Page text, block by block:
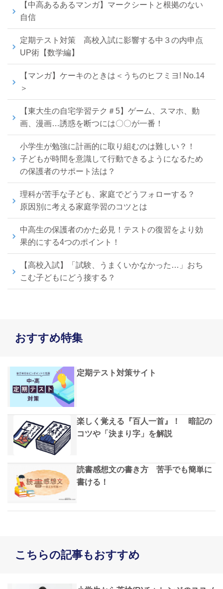
【中高あるあるマンガ】マークシートと根拠のない
自信
定期テスト対策 高校入試に影響する中３の内申点
UP術【数学編】
【マンガ】ケーキのときは＜うちのヒフミヨ! No.14
＞
【東大生の自宅学習テク＃5】ゲーム、スマホ、動
画、漫画…誘惑を断つには〇〇が一番！
小学生が勉強に計画的に取り組むのは難しい？！
子どもが時間を意識して行動できるようになるため
の保護者のサポート法は？
理科が苦手な子ども、家庭でどうフォローする？
原因別に考える家庭学習のコツとは
中高生の保護者のかた必見！テストの復習をより効
果的にする4つのポイント！
【高校入試】「試験、うまくいかなかった…」おち
こむ子どもにどう接する？
おすすめ特集
定期テスト対策サイト
楽しく覚える『百人一首』！ 暗記の
コツや「決まり字」を解説
読書感想文の書き方 苦手でも簡単に
書ける！
こちらの記事もおすすめ